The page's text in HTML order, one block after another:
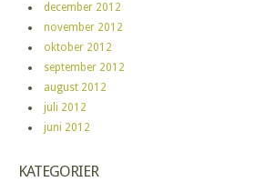
december 2012
november 2012
oktober 2012
september 2012
august 2012
juli 2012
juni 2012
KATEGORIER